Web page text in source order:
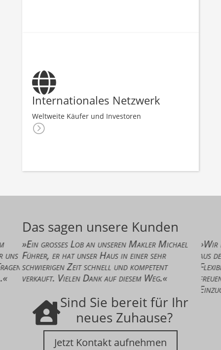

Internationales Netzwerk
Weltweite Käufer und Investoren
=
Das sagen unsere Kunden
Lob an unseren Makler Michael
unser Haus in einer sehr
Zeit schnell und kompetent
Dank auf diesem Weg.«
»Wir danken Herrn
aus dem Team
Flexibilität und stets
freuen uns schon
Sind Sie bereit für Ihr
neues Zuhause?
Jetzt Kontakt aufnehmen